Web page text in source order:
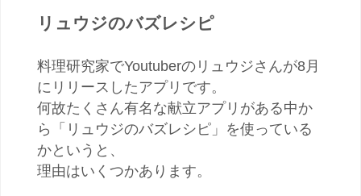
リュウジのバズレシピ
料理研究家でYoutuberのリュウジさんが8月
にリリースしたアプリです。
何故たくさん有名な献立アプリがある中か
ら「リュウジのバズレシピ」を使っている
かというと、
理由はいくつかあります。